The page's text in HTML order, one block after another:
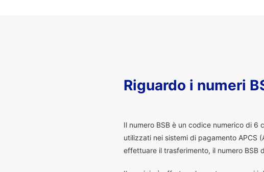
Riguardo i numeri
Il numero BSB è un codice numerico di
utilizzati nei sistemi di pagamento APCS
effettuare il trasferimento, il numero BSB